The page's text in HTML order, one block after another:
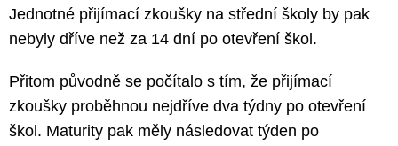
Jednotné přijímací zkoušky na střední školy by pak
nebyly dříve než za 14 dní po otevření škol.
Přitom původně se počítalo s tím, že přijímací
zkoušky proběhnou nejdříve dva týdny po otevření
škol. Maturity pak měly následovat týden po